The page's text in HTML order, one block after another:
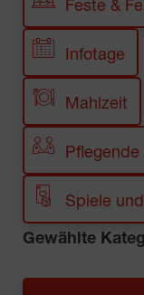
Feste &
Infotage
Mahlzeit
Spiele
Gewählte